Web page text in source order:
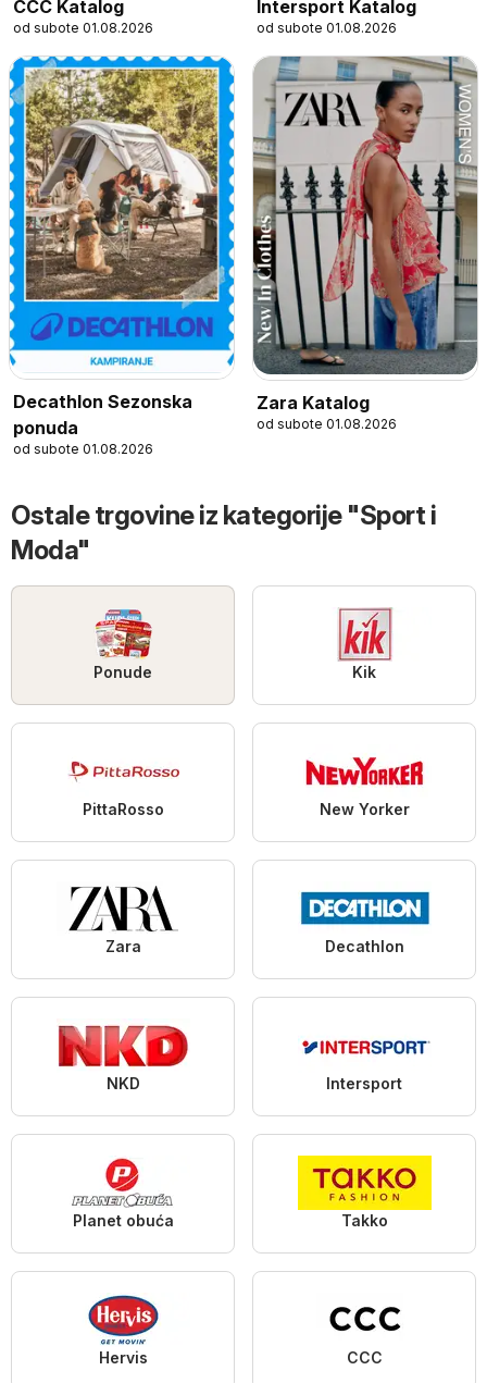
CCC Katalog
od subote 01.08.2026
Intersport Katalog
od subote 01.08.2026
Decathlon Sezonska
ponuda
od subote 01.08.2026
Zara Katalog
od subote 01.08.2026
Ostale trgovine iz kategorije "Sport i
Moda"
Ponude Kik
PittaRosso New Yorker
Zara Decathlon
NKD Intersport
Planet obuća Takko
Hervis CCC